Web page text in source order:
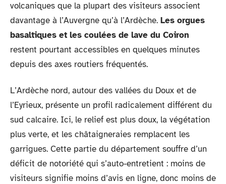
volcaniques que la plupart des visiteurs associent
davantage à l’Auvergne qu’à l’Ardèche. Les orgues
basaltiques et les coulées de lave du Coiron
restent pourtant accessibles en quelques minutes
depuis des axes routiers fréquentés.
L’Ardèche nord, autour des vallées du Doux et de
l’Eyrieux, présente un profil radicalement différent du
sud calcaire. Ici, le relief est plus doux, la végétation
plus verte, et les châtaigneraies remplacent les
garrigues. Cette partie du département souffre d’un
déficit de notoriété qui s’auto-entretient : moins de
visiteurs signifie moins d’avis en ligne, donc moins de